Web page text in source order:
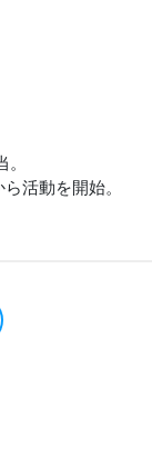
活動を開始。